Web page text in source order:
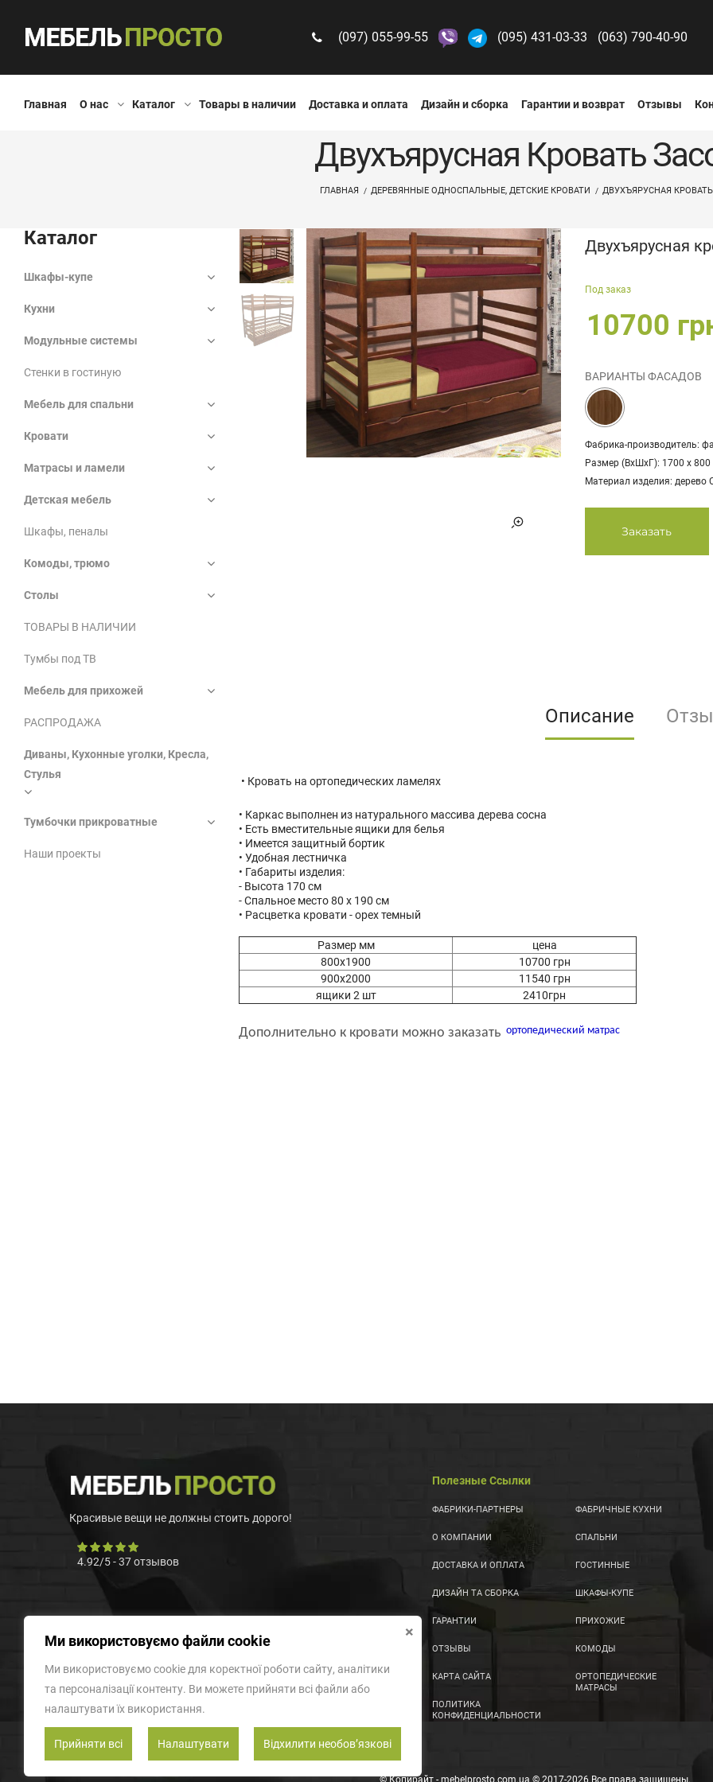
(097) 055-99-55 (095) 431-03-33 (063) 790-40-90
Главная О нас Каталог Товары в наличии Доставка и оплата Дизайн и сборка Гарантии и возврат Отзывы
Двухъярусная Кровать
ГЛАВНАЯ ДЕРЕВЯННЫЕ ОДНОСПАЛЬНЫЕ, ДЕТСКИЕ КРОВАТИ ДВУХЪЯРУСНАЯ
Двухъярусная
Под заказ
10700
ВАРИАНТЫ ФАСАДОВ
Фабрика-производитель:
Размер (ВхШхГ): 1700 х 800
Материал изделия: дерево
Заказать
Описание
• Кровать на ортопедических ламелях
• Каркас выполнен из натурального массива дерева сосна
• Есть вместительные ящики для белья
• Имеется защитный бортик
• Удобная лестничка
• Габариты изделия:
- Высота 170 см
- Спальное место 80 х 190 см
• Расцветка кровати - орех темный
Размер мм
цена
800х1900
10700 грн
900х2000
11540 грн
ящики 2 шт
2410грн
Дополнительно к кровати можно заказать ортопедический матрас
Каталог
Шкафы-купе
Кухни
Модульные системы
Стенки в гостиную
Мебель для спальни
Кровати
Матрасы и ламели
Детская мебель
Шкафы, пеналы
Комоды, трюмо
Столы
ТОВАРЫ В НАЛИЧИИ
Тумбы под ТВ
Мебель для прихожей
РАСПРОДАЖА
Диваны, Кухонные уголки, Кресла,
Стулья
Тумбочки прикроватные
Наши проекты
Красивые вещи не должны стоить дорого!
4.92/5-37отзывов
Полезные Ссылки
ФАБРИКИ-ПАРТНЕРЫ
О КОМПАНИИ
ДОСТАВКА И ОПЛАТА
ДИЗАЙН ТА СБОРКА
ГАРАНТИИ
ОТЗЫВЫ
КАРТА САЙТА
ПОЛИТИКА
КОНФИДЕНЦИАЛЬНОСТИ
ФАБРИЧНЫЕ КУХНИ
СПАЛЬНИ
ГОСТИННЫЕ
ШКАФЫ-КУПЕ
ПРИХОЖИЕ
КОМОДЫ
ОРТОПЕДИЧЕСКИЕ
МАТРАСЫ
© Копирайт - mebelprosto.com.ua © 2017-2026 Все права защищены.
×
Ми використовуємо файли cookie
Ми використовуємо cookie для коректної роботи сайту, аналітики
та персоналізації контенту. Ви можете прийняти всі файли або
налаштувати їх використання.
Прийняти всі Налаштувати Відхилити необовʼязкові